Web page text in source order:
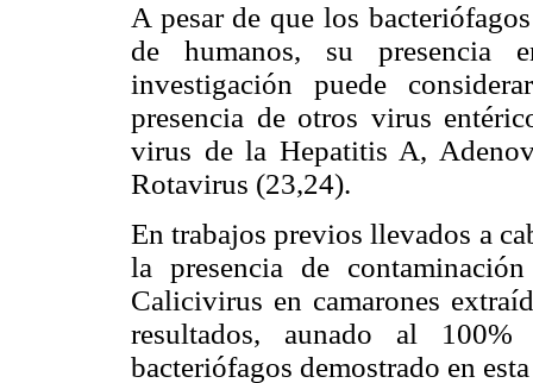
A pesar de que los
de humanos, su presencia
investigación puede
presencia de otros virus
virus de la Hepatitis A,
Rotavirus (23,24).
En trabajos previos llevados a
la presencia de
Calicivirus en camarones
resultados, aunado al
bacteriófagos demostrado en